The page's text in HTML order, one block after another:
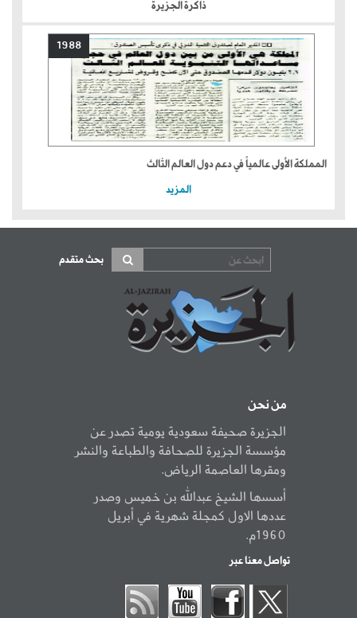
ذاكرة الجزيرة
1988
المملكة الأولى عالمياً في دعم دول العالم الثالث
المزيد
بحث متقدم
من نحن
الجزيرة صحيفة سعودية يومية تصدر عن
مؤسسة الجزيرة للصحافة والطباعة والنشر
ومقرها العاصمة الرياض.
أسسها الشيخ عبدالله بن خميس وصدر
عددها الاول كمجلة شهرية في أبريل
1960م.
تواصل معنا عبر